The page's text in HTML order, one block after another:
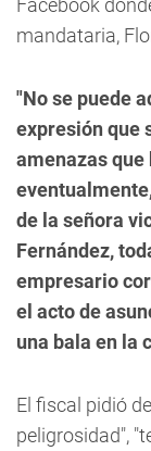
Facebook
mandataria,
"No se puede
expresión que
amenazas
de la señora
Fernández,
empresario
el acto de
una bala en la
El fiscal pidió
peligrosidad",